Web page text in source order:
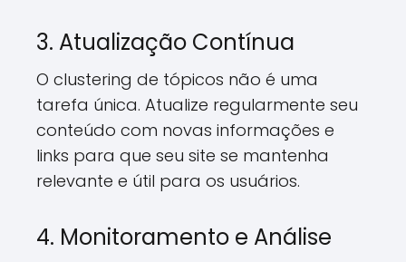
3. Atualização Contínua
O clustering de tópicos não é uma
tarefa única. Atualize regularmente seu
conteúdo com novas informações e
links para que seu site se mantenha
relevante e útil para os usuários.
4. Monitoramento e Análise